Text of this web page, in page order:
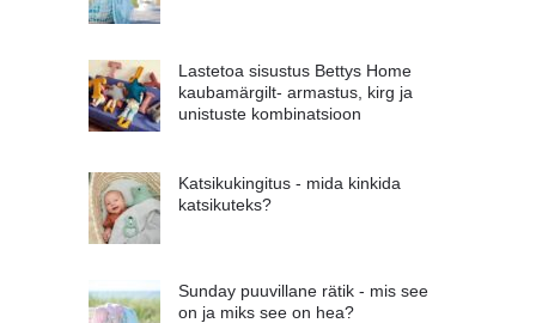
Lastetoa sisustus Bettys Home
kaubamärgilt- armastus, kirg ja
unistuste kombinatsioon
Katsikukingitus - mida kinkida
katsikuteks?
Sunday puuvillane rätik - mis see
on ja miks see on hea?